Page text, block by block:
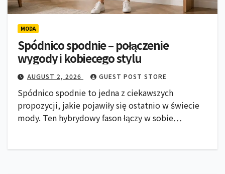
MODA
Spódnico spodnie – połączenie
wygody i kobiecego stylu
AUGUST 2, 2026 GUEST POST STORE
Spódnico spodnie to jedna z ciekawszych
propozycji, jakie pojawiły się ostatnio w świecie
mody. Ten hybrydowy fason łączy w sobie…